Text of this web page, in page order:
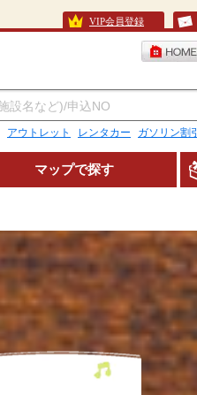
VIP会員登録
アウトレット レンタカー ガソリン割引
マップで探す